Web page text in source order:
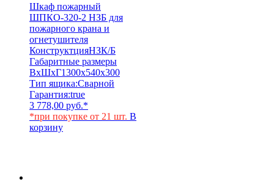
Шкаф пожарный
ШПКО-320-2 НЗБ для
пожарного крана и
огнетушителя
КонструктцияНЗК/Б
Габаритные размеры
ВхШхГ1300х540х300
Тип ящика:Сварной
Гарантия:true
3 778,00 руб.*
*при покупке от 21 шт. В
корзину